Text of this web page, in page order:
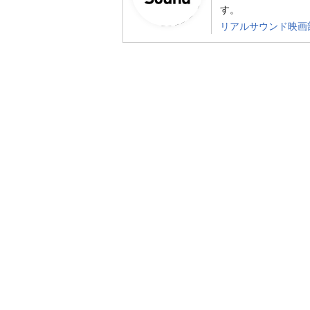
す。
リアルサウンド映